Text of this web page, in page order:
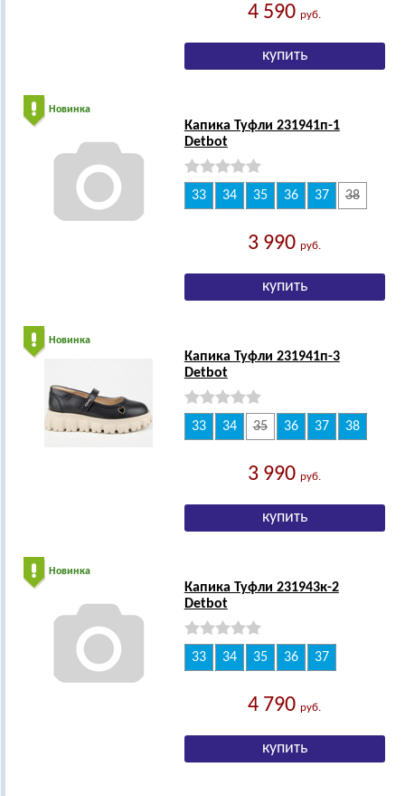
4 590руб.
Новинка
Капика Туфли 231941п-1
Detbot
33 34 35 36 37 38
3 990руб.
Новинка
Капика Туфли 231941п-3
Detbot
33 34 35 36 37 38
3 990руб.
Новинка
Капика Туфли 231943к-2
Detbot
33 34 35 36 37
4 790руб.